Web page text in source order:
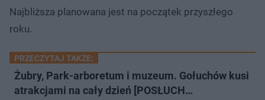
Najbliższa planowana jest na początek przyszłego
roku.
PRZECZYTAJ TAKŻE:
Żubry, Park-arboretum i muzeum. Gołuchów kusi
atrakcjami na cały dzień [POSŁUCH…